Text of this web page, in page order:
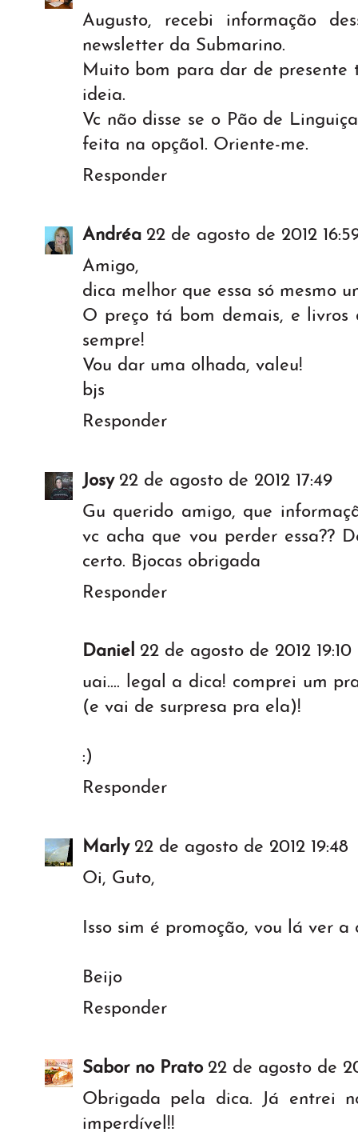
Augusto, recebi informação
newsletter da Submarino.
Muito bom para dar de presente
ideia.
Vc não disse se o Pão de
feita na opção1. Oriente-me.
Responder
Andréa 22 de agosto de 2012
Amigo,
dica melhor que essa só mesmo
O preço tá bom demais, e livros
sempre!
Vou dar uma olhada, valeu!
bjs
Responder
Josy 22 de agosto de 2012 17:49
Gu querido amigo, que
vc acha que vou perder essa??
certo. Bjocas obrigada
Responder
Daniel 22 de agosto de 2012 19:10
uai.... legal a dica! comprei um
(e vai de surpresa pra ela)!
:)
Responder
Marly 22 de agosto de 2012 19:48
Oi, Guto,
Isso sim é promoção, vou lá ver a
Beijo
Responder
Sabor no Prato 22 de agosto de
Obrigada pela dica. Já entrei
imperdível!!